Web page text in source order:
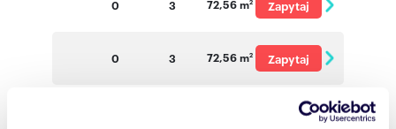
0 3 72,56 m2
Zapytaj
0 3 72,56 m2
Zapytaj
o cenę
Zapytaj